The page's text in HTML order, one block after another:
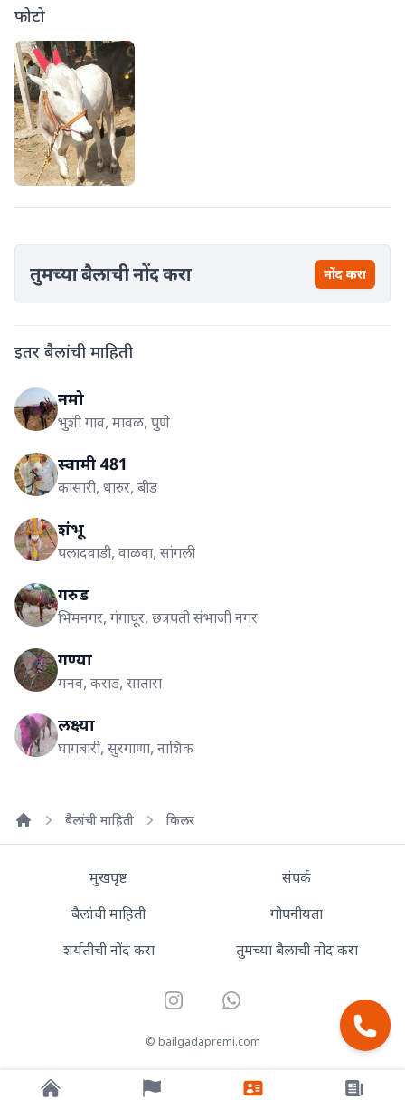
फोटो
तुमच्या बैलाची नोंद करा नोंद करा
इतर बैलांची माहिती
नमो
भुशी गाव, मावळ, पुणे
स्वामी 481
कासारी, धारुर, बीड
शंभू
पलादवाडी, वाळवा, सांगली
गरुड
भिमनगर, गंगापूर, छत्रपती संभाजी नगर
गण्या
मनव, कराड, सातारा
लक्ष्या
घागबारी, सुरगाणा, नाशिक
बैलांची माहिती किलर
मुखपृष्ट
बैलांची माहिती
शर्यतीची नोंद करा
संपर्क
गोपनीयता
तुमच्या बैलाची नोंद करा
InstagramWhatsApp
© bailgadapremi.com